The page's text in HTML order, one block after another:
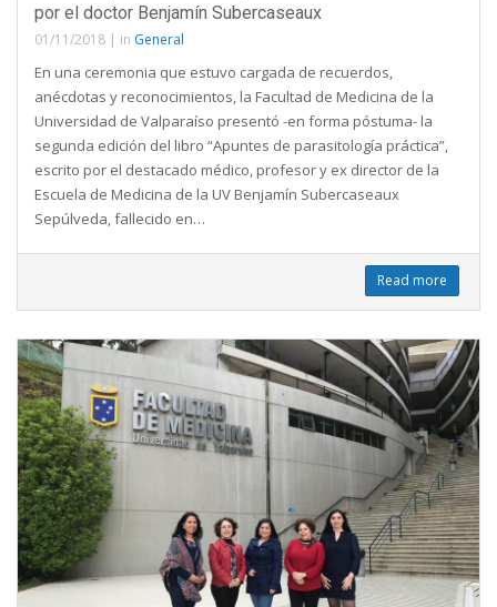
por el doctor Benjamín Subercaseaux
01/11/2018 | in General
En una ceremonia que estuvo cargada de recuerdos,
anécdotas y reconocimientos, la Facultad de Medicina de la
Universidad de Valparaíso presentó -en forma póstuma- la
segunda edición del libro “Apuntes de parasitología práctica”,
escrito por el destacado médico, profesor y ex director de la
Escuela de Medicina de la UV Benjamín Subercaseaux
Sepúlveda, fallecido en…
Read more